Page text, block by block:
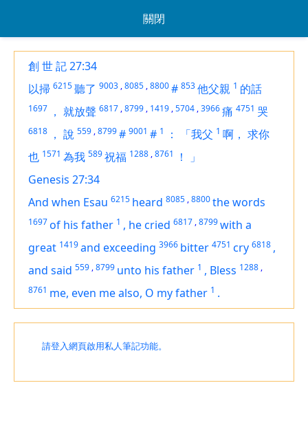
關閉
創 世 記 27:34
以掃 6215聽了 9003 ,8085 ,8800# 853他父親 1 的話
1697 ， 就放聲 6817 ,8799 , 1419 ,5704 ,3966痛 4751 哭
6818 ， 說 559 ,8799# 9001 # 1 ： 「我父 1 啊， 求你
也 1571 為我 589祝福 1288 ,8761 ！
」
Genesis 27:34
And when Esau 6215 heard 8085 ,8800the words
1697of his father 1 , he cried 6817 ,8799with a
great 1419and exceeding 3966 bitter 4751 cry 6818 ,
and said 559 ,8799 unto his father 1 , Bless 1288 ,
8761 me, even me also, O my father 1 .
請登入網頁啟用私人筆記功能。